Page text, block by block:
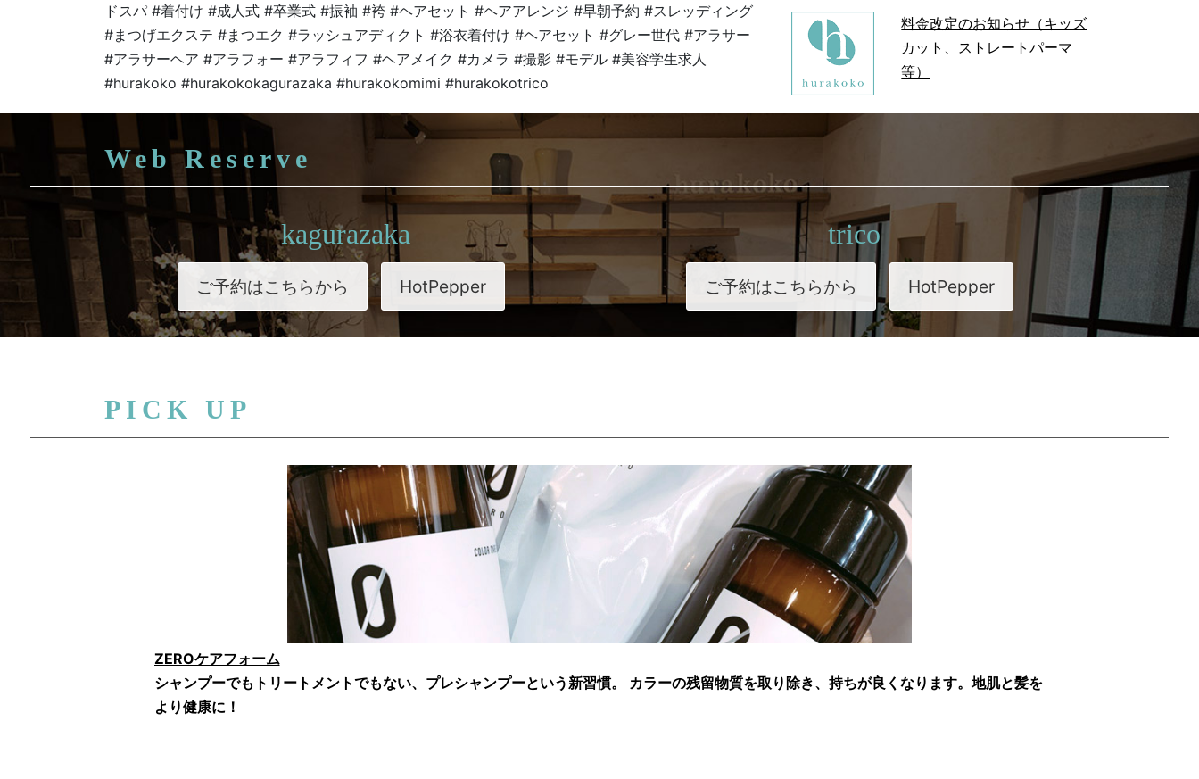
ドスパ #着付け #成人式 #卒業式 #振袖 #袴 #ヘアセット #ヘアアレンジ #早朝予約 #スレッディング
#まつげエクステ #まつエク #ラッシュアディクト #浴衣着付け #ヘアセット #グレー世代 #アラサー
#アラサーヘア #アラフォー #アラフィフ #ヘアメイク #カメラ #撮影 #モデル #美容学生求人
#hurakoko #hurakokokagurazaka #hurakokomimi #hurakokotrico
料金改定のお知らせ（キッズ
カット、ストレートパーマ
等）
Web Reserve
kagurazaka
ご予約はこちらから HotPepper
trico
ご予約はこちらから HotPepper
PICK UP
ZEROケアフォーム
シャンプーでもトリートメントでもない、プレシャンプーという新習慣。 カラーの残留物質を取り除き、持ちが良くなります。地肌と髪を
より健康に！